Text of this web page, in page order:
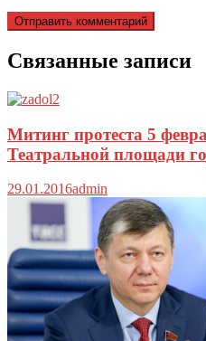
Связанные записи
Митинг протеста 5
Театральной площади
29.01.2016admin